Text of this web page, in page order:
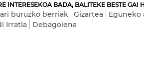
INTERESEKOA BADA, BALITEKE BESTE GAI
buruzko berriak Gizartea Eguneko
Irratia
Debagoiena